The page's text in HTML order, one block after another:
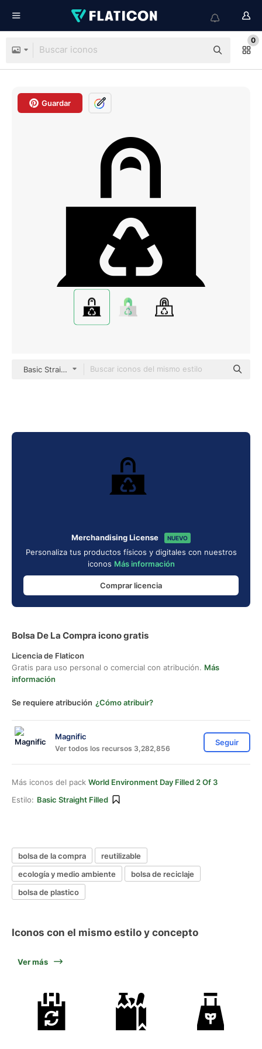
0
Guardar
Basic Straight Filled
Merchandising License NUEVO
Personaliza tus productos físicos y digitales con nuestros
iconos Más información
Comprar licencia
Bolsa De La Compra icono gratis
Licencia de Flaticon
Gratis para uso personal o comercial con atribución. Más
información
Se requiere atribución ¿Cómo atribuir?
Magnific
Ver todos los recursos 3,282,856
Seguir
Más iconos del pack World Environment Day Filled 2 Of 3
Estilo: Basic Straight Filled
bolsa de la compra
reutilizable
ecología y medio ambiente
bolsa de reciclaje
bolsa de plastico
Iconos con el mismo estilo y concepto
Ver más